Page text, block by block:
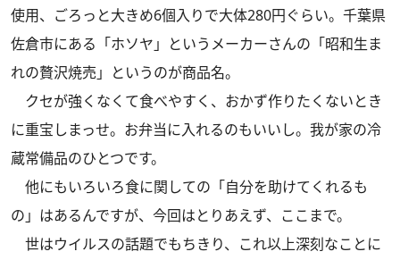
使用、ごろっと大きめ6個入りで大体280円ぐらい。千葉県
佐倉市にある「ホソヤ」というメーカーさんの「昭和生ま
れの贅沢焼売」というのが商品名。
クセが強くなくて食べやすく、おかず作りたくないとき
に重宝しまっせ。お弁当に入れるのもいいし。我が家の冷
蔵常備品のひとつです。
他にもいろいろ食に関しての「自分を助けてくれるも
の」はあるんですが、今回はとりあえず、ここまで。
世はウイルスの話題でもちきり、これ以上深刻なことに